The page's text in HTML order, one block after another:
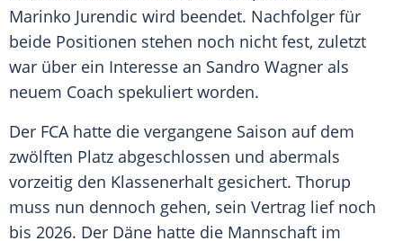
Marinko Jurendic wird beendet. Nachfolger für
beide Positionen stehen noch nicht fest, zuletzt
war über ein Interesse an Sandro Wagner als
neuem Coach spekuliert worden.
Der FCA hatte die vergangene Saison auf dem
zwölften Platz abgeschlossen und abermals
vorzeitig den Klassenerhalt gesichert. Thorup
muss nun dennoch gehen, sein Vertrag lief noch
bis 2026. Der Däne hatte die Mannschaft im